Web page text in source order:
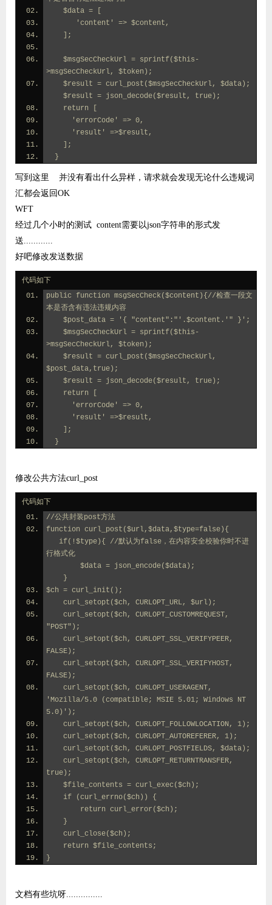
    $data = [
       'content' => $content,
    ];
>msgSecCheckUrl, $token);
    $result = curl_post($msgSecCheckUrl, $data);
    $result = json_decode($result, true);
    return [
      'errorCode' => 0,
      'result' =>$result,
    ];
  }
写到这里 并没有看出什么异样，请求就会发现无论什么违规词
汇都会返回OK
WFT
经过几个小时的测试 content需要以json字符串的形式发
送............
好吧修改发送数据
代码如下
public function msgSecCheck($content){//检查一段文
本是否含有违法违规内容
    $post_data = '{ "content":"'.$content.'" }';
>msgSecCheckUrl, $token);
$post_data,true);
    $result = json_decode($result, true);
    return [
      'errorCode' => 0,
      'result' =>$result,
    ];
  }
修改公共方法curl_post
代码如下
//公共封装post方法
function curl_post($url,$data, $type=false ){
if( ! $type ){ //默认为false，在内容安全校验你时不进
行格式化
$data = json_encode($data );
}
$ch = curl_init();
    curl_setopt($ch, CURLOPT_URL, $url);
"POST");
FALSE);
FALSE);
'Mozilla/5.0 (compatible; MSIE 5.01; Windows NT
5.0)');
    curl_setopt($ch, CURLOPT_FOLLOWLOCATION, 1);
    curl_setopt($ch, CURLOPT_AUTOREFERER, 1);
    curl_setopt($ch, CURLOPT_POSTFIELDS, $data);
true);
    $file_contents = curl_exec($ch);
    if (curl_errno($ch)) {
        return curl_error($ch);
    }
    curl_close($ch);
    return $file_contents;
}
文档有些坑呀...............